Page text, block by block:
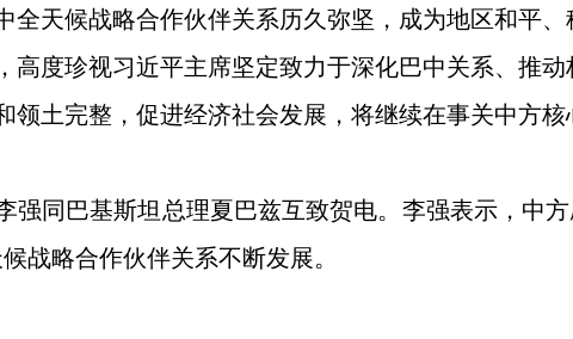
全天候战略合作伙伴关系历久弥坚，成为地区和平
高度珍视习近平主席坚定致力于深化巴中关系、推
领土完整，促进经济社会发展，将继续在事关中方
强同巴基斯坦总理夏巴兹互致贺电。李强表示，中
战略合作伙伴关系不断发展。